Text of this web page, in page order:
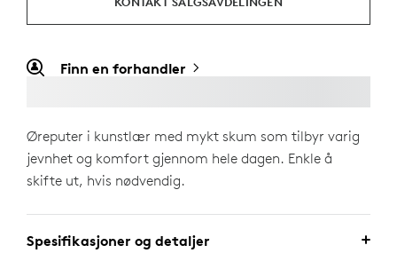
Finn en forhandler
Øreputer i kunstlær med mykt skum som tilbyr varig
jevnhet og komfort gjennom hele dagen. Enkle å
skifte ut, hvis nødvendig.
Spesifikasjoner og detaljer